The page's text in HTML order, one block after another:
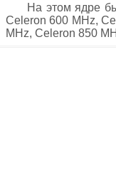
На этом ядре
Celeron 600 MHz,
MHz, Celeron 850